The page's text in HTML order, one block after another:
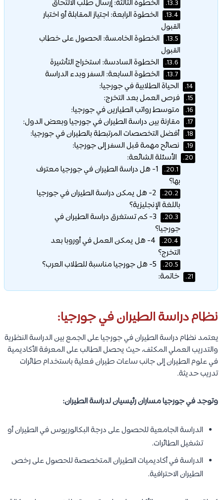
13.3. الخطوة الثالثة: إرسال طلب الالتحاق
13.4.
الخطوة الرابعة: اجتياز المقابلة أو اختبار
القبول
13.5.
الخطوة الخامسة: الحصول على خطاب
القبول
13.6. الخطوة السادسة: استخراج التأشيرة
13.7. الخطوة السابعة: السفر وبدء الدراسة
14. الحياة الطلابية في جورجيا:
15. فرص العمل بعد التخرج:
16. متوسط رواتب الطيارين في جورجيا:
17. مقارنة بين دراسة الطيران في جورجيا وبعض الدول:
18. أفضل التخصصات المرتبطة بالطيران في جورجيا:
19. نصائح مهمة قبل السفر إلى جورجيا:
20. الأسئلة الشائعة:
20.1.
1- هل دراسة الطيران في جورجيا معترف
بها؟
20.2.
2- هل يمكن دراسة الطيران في جورجيا
باللغة الإنجليزية؟
20.3.
3- كم تستغرق دراسة الطيران في
جورجيا؟
20.4.
4- هل يمكن العمل في أوروبا بعد
التخرج؟
20.5.
21. خاتمة:
نظام دراسة الطيران في جورجيا:
يعتمد نظام دراسة الطيران في جورجيا على الجمع بين الدراسة النظرية
والتدريب العملي المكثف، حيث يحصل الطالب على المعرفة الأكاديمية
في علوم الطيران إلى جانب ساعات طيران فعلية باستخدام طائرات
تدريب حديثة.
وتوجد في جورجيا مساران رئيسيان لدراسة الطيران:
الدراسة الجامعية للحصول على درجة البكالوريوس في الطيران أو
تشغيل الطائرات.
الدراسة في أكاديميات الطيران المتخصصة للحصول على رخص
الطيران الاحترافية.